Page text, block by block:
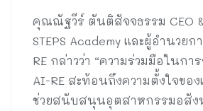
คุณณัฐวีร์ ตันติสัจจธรรม CEO
STEPS Academy และผู้อำนวย
RE กล่าวว่า “ความร่วมมือในก
AI-RE สะท้อนถึงความตั้งใจของ
ช่วยสนับสนุนอุตสาหกรรมอสัง